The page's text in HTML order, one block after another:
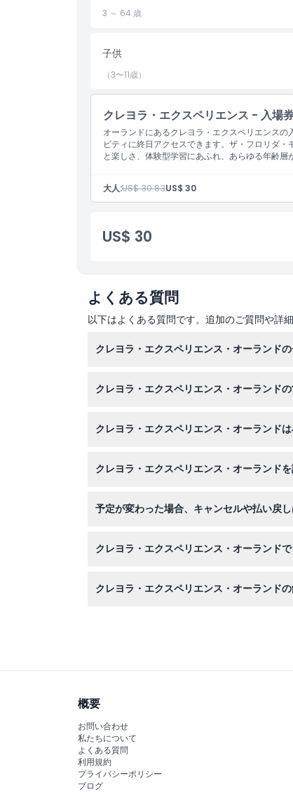
含まれるもの
子供／大人ポリシー
注意事項
場所
キャンセルポリシー
3 ～ 64 歳
子供
（3〜11歳）
クレヨラ・エクスペリエンス - 入場
オーランドにあるクレヨラ・エクスペリエンス
ビティに終日アクセスできます。ザ・フロリダ
と楽しさ、体験型学習にあふれ、あらゆる年齢層
大人:US$ 30.83US$ 30
US$ 30
よくある質問
以下はよくある質問です。追加のご質問や詳
クレヨラ・エクスペリエンス・オーランド
クレヨラ・エクスペリエンス・オーランド
（変更の可能性がありますので、予約時に
クレヨラ・エクスペリエンス・オーランド
クレヨラ・エクスペリエンス・オーランド
予定が変わった場合、キャンセルや払い戻
クレヨラ・エクスペリエンス・オーランド
クレヨラ・エクスペリエンス・オーランド
概要
お問い合わせ
私たちについて
よくある質問
利用規約
プライバシーポリシー
ブログ